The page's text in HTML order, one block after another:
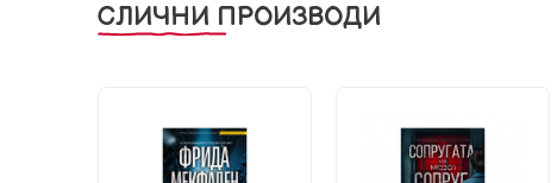
СЛИЧНИ ПРОИЗВОДИ